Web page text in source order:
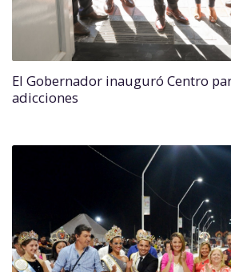
El Gobernador inauguró Centro
adicciones